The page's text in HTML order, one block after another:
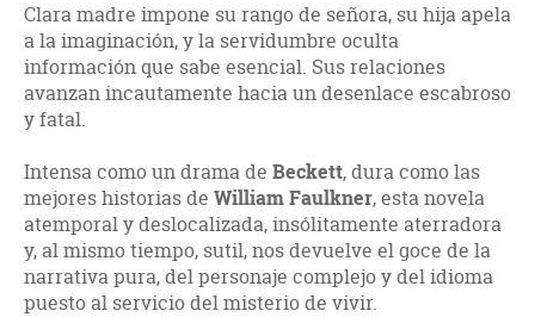
Clara madre impone su rango de señora, su hija apela
a la imaginación, y la servidumbre oculta
información que sabe esencial. Sus relaciones
avanzan incautamente hacia un desenlace escabroso
y fatal.
Intensa como un drama de Beckett, dura como las
mejores historias de William Faulkner, esta novela
atemporal y deslocalizada, insólitamente aterradora
y, al mismo tiempo, sutil, nos devuelve el goce de la
narrativa pura, del personaje complejo y del idioma
puesto al servicio del misterio de vivir.